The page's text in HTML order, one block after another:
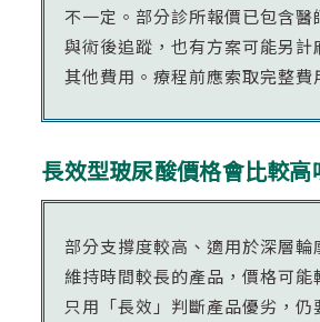
不一定。部分診所報價已包含醫
與術後追蹤，也有方案可能另計
其他費用。療程前應索取完整費
長效型玻尿酸價格會比較高
部分支撐度較高、適用於深層輪
維持時間較長的產品，價格可能
只用「長效」判斷產品優劣，仍